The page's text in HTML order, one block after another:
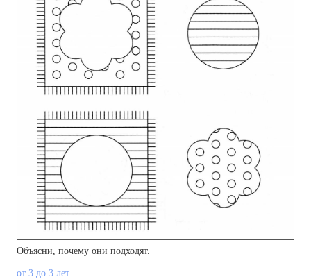
Объясни, почему они подходят.
от 3 до 3 лет